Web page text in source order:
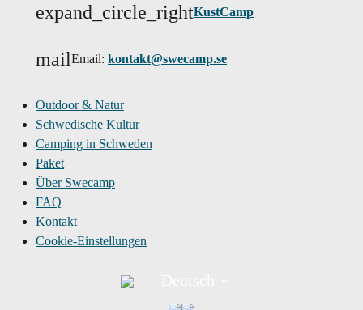
expand_circle_rightKustCamp
mailEmail: kontakt@swecamp.se
Outdoor & Natur
Schwedische Kultur
Camping in Schweden
Paket
Über Swecamp
FAQ
Kontakt
Cookie-Einstellungen